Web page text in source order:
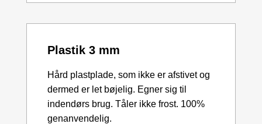
Plastik 3 mm
Hård plastplade, som ikke er afstivet og
dermed er let bøjelig. Egner sig til
indendørs brug. Tåler ikke frost. 100%
genanvendelig.